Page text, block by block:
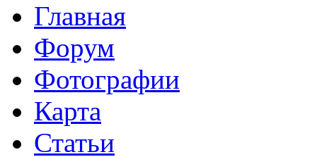
Главная
Форум
Фотографии
Карта
Статьи